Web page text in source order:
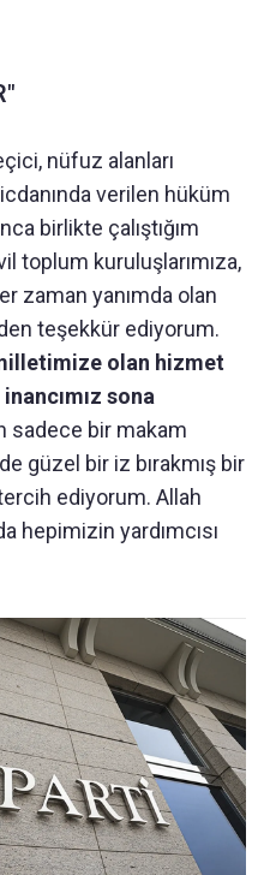
nüfuz alanları
verilen hüküm
birlikte çalıştığım
toplum kuruluşlarımıza,
zaman yanımda olan
teşekkür ediyorum.
olan hizmet
sona
sadece bir makam
güzel bir iz bırakmış bir
ediyorum. Allah
hepimizin yardımcısı